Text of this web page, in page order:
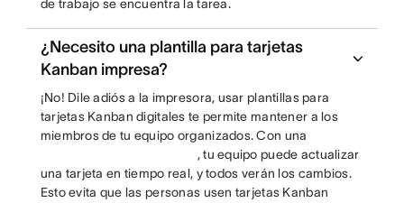
de trabajo se encuentra la tarea.
¿Necesito una plantilla para tarjetas
Kanban impresa?
¡No! Dile adiós a la impresora, usar plantillas para
tarjetas Kanban digitales te permite mantener a los
miembros de tu equipo organizados. Con una
, tu equipo puede actualizar
una tarjeta en tiempo real, y todos verán los cambios.
Esto evita que las personas usen tarjetas Kanban